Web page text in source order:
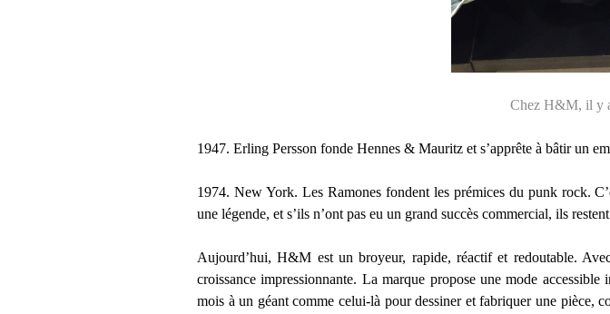
Chez H&M, il y
1947. Erling Persson fonde Hennes & Mauritz et s’apprête à bâtir un
1974. New York. Les Ramones fondent les prémices du punk rock.
une légende, et s’ils n’ont pas eu un grand succès commercial, ils
Aujourd’hui, H&M est un broyeur, rapide, réactif et redoutable.
croissance impressionnante. La marque propose une mode
mois à un géant comme celui-là pour dessiner et fabriquer une pièce,